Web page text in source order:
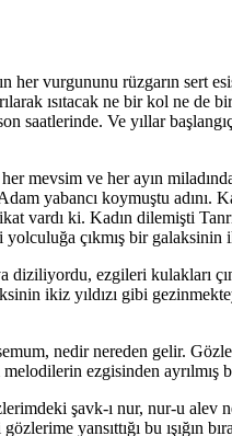
vurgununu rüzgarın sert
ısıtacak ne bir kol ne
saatlerinde. Ve yıllar
mevsim ve her ayın
yabancı koymuştu adını.
vardı ki. Kadın dilemişti
çıkmış bir
ezgileri kulakları
ikiz yıldızı gibi
nedir nereden gelir.
ezgisinden ayrılmış
şavk-ı nur, nur-u
yansıttığı bu ışığın